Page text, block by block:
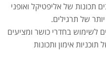
תכונות של אליפטיקל ואופני
של תרגילים.
לשימוש בחדרי כושר ומציעים
אימון ותכונות